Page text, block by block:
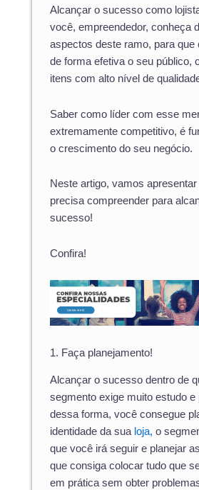
Alcançar o sucesso como
você, empreendedor, conheça
aspectos deste ramo, para que
de forma efetiva o seu público,
itens com alto nível de
Saber como líder com esse
extremamente competitivo, é
o crescimento do seu negócio.
Neste artigo, vamos
precisa compreender para
sucesso!
Confira!
1. Faça planejamento!
Alcançar o sucesso dentro de
segmento exige muito estudo e
dessa forma, você consegue
identidade da sua loja, o
que você irá seguir e planejar
que consiga colocar tudo que
em prática sem obter